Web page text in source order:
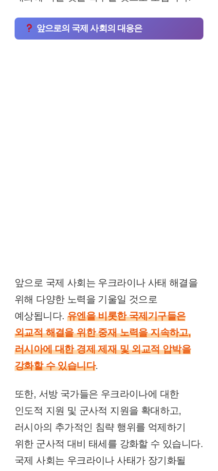
앞으로의 국제 사회의 대응은
앞으로 국제 사회는 우크라이나 사태 해결을
위해 다양한 노력을 기울일 것으로
예상됩니다. 유엔을 비롯한 국제기구들은
외교적 해결을 위한 중재 노력을 지속하고,
러시아에 대한 경제 제재 및 외교적 압박을
강화할 수 있습니다.
또한, 서방 국가들은 우크라이나에 대한
인도적 지원 및 군사적 지원을 확대하고,
러시아의 추가적인 침략 행위를 억제하기
위한 군사적 대비 태세를 강화할 수 있습니다.
국제 사회는 우크라이나 사태가 장기화될